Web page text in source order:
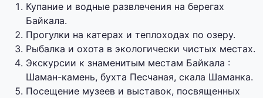
Купание и водные развлечения на берегах
Байкала.
Прогулки на катерах и теплоходах по озеру.
Рыбалка и охота в экологически чистых местах.
Экскурсии к знаменитым местам Байкала :
Шаман-камень, бухта Песчаная, скала Шаманка.
Посещение музеев и выставок, посвященных